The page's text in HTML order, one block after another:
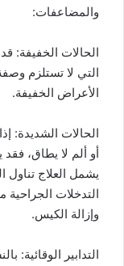
والمضاعفات:
الحالات الخفيفة:
التي لا تستلزم
الأعراض الخفيفة.
الحالات الشديدة:
أو ألم لا يطاق،
يشمل العلاج تناول
التدخلات
وإزالة الكيس.
التدابير الوقائية: